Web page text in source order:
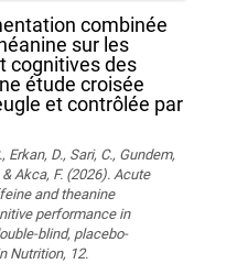
combinée
sur les
cognitives des
étude croisée
et contrôlée par
Erkan, D., Sari, C., Gundem,
Akca, F. (2026). Acute
and theanine
performance in
blind, placebo-
Nutrition, 12.